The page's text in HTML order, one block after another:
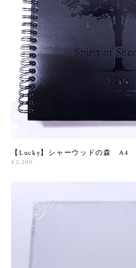
【Lucky】シャーウッドの森 A4
¥2,200